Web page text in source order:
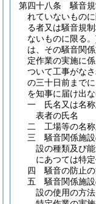
第四十八条
騒音
れていないもの
る者又は騒音規
ないものに限る
は、その騒音関
定作業の実施に
ついて工事がな
の三十日前まで
を知事に届け出
一
氏名又は名
表者の氏名
二
工場等の名
三
騒音関係施
設の種類及び
にあつては特
四
騒音の防止
五
騒音関係施
設の使用の方